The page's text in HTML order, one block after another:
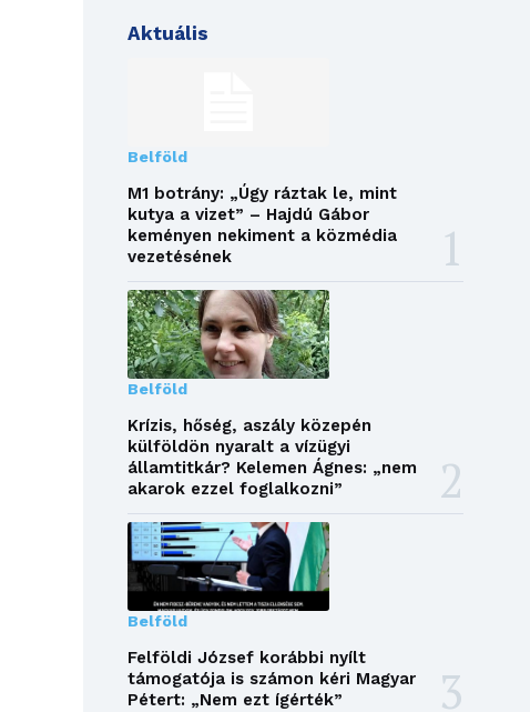
Aktuális
Belföld
M1 botrány: „Úgy ráztak le, mint
kutya a vizet” – Hajdú Gábor
keményen nekiment a közmédia
vezetésének
Belföld
Krízis, hőség, aszály közepén
külföldön nyaralt a vízügyi
államtitkár? Kelemen Ágnes: „nem
akarok ezzel foglalkozni”
Belföld
Felföldi József korábbi nyílt
támogatója is számon kéri Magyar
Pétert: „Nem ezt ígérték”